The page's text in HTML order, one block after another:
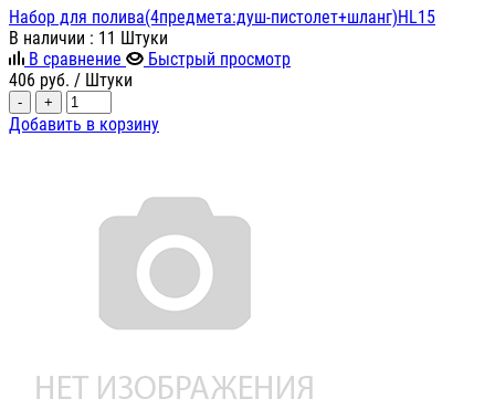
Набор для полива(4предмета:душ-пистолет+шланг)HL15
В наличии : 11 Штуки
В сравнение
Быстрый просмотр
406 руб. / Штуки
- +
Добавить в корзину